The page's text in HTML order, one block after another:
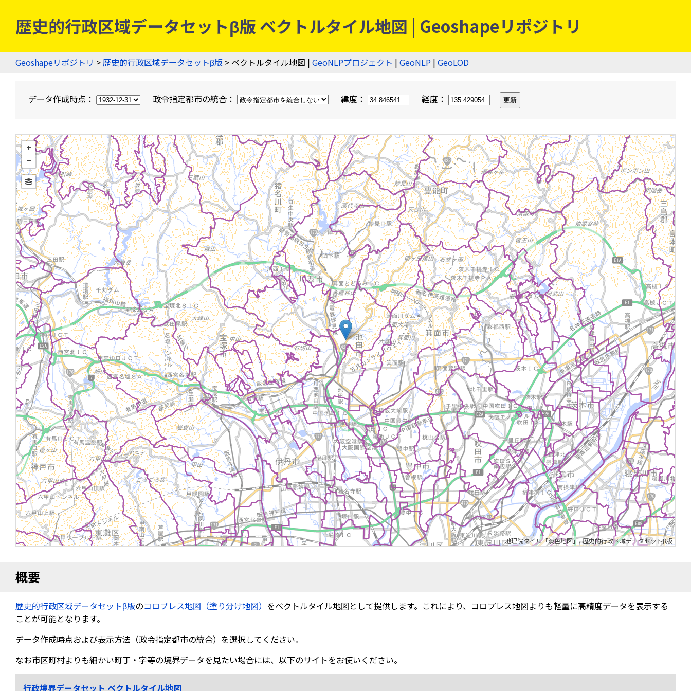
歴史的行政区域データセットβ版 ベクトルタイル地図 | Geoshapeリポジトリ
Geoshapeリポジトリ >歴史的行政区域データセットβ版 > ベクトルタイル地図 | GeoNLPプロジェクト | GeoNLP | GeoLOD
データ作成時点： 政令指定都市の統合： 緯度： 経度：
地理院タイル「淡色地図」,歴史的行政区域データセットβ版
概要
歴史的行政区域データセットβ版のコロプレス地図（塗り分け地図） をベクトルタイル地図として提供します。これにより、コロプレス地図よりも軽量に高精度データを表示する
ことが可能となります。
データ作成時点および表示方法（政令指定都市の統合）を選択してください。
なお市区町村よりも細かい町丁・字等の境界データを見たい場合には、以下のサイトをお使いください。
行政境界データセット ベクトルタイル地図